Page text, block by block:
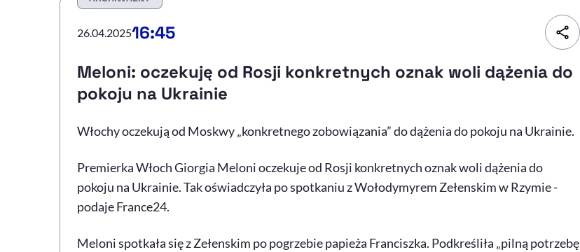
26.04.202516:45
Meloni: oczekuję od Rosji konkretnych oznak woli dążenia do
pokoju na Ukrainie
Włochy oczekują od Moskwy „konkretnego zobowiązania” do dążenia do pokoju na Ukrainie.
Premierka Włoch Giorgia Meloni oczekuje od Rosji konkretnych oznak woli dążenia do
pokoju na Ukrainie. Tak oświadczyła po spotkaniu z Wołodymyrem Zełenskim w Rzymie -
podaje France24.
Meloni spotkała się z Zełenskim po pogrzebie papieża Franciszka. Podkreśliła „pilną potrzebę